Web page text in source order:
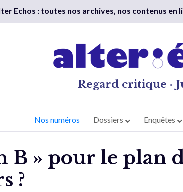
Echos : toutes nos archives, nos contenus en
Regard critique ·
Nos numéros Dossiers Enquêtes
B » pour le plan
?